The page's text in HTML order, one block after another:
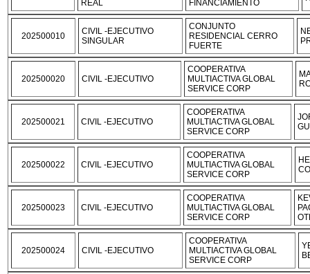
REAL FINANCIAMIENTO
202500010
CIVIL -EJECUTIVO
SINGULAR
CONJUNTO
RESIDENCIAL CERRO
FUERTE
202500020 CIVIL -EJECUTIVO
COOPERATIVA
MULTIACTIVA GLOBAL
SERVICE CORP
202500021 CIVIL -EJECUTIVO
COOPERATIVA
MULTIACTIVA GLOBAL
SERVICE CORP
202500022 CIVIL -EJECUTIVO
COOPERATIVA
MULTIACTIVA GLOBAL
SERVICE CORP
202500023 CIVIL -EJECUTIVO
COOPERATIVA
MULTIACTIVA GLOBAL
SERVICE CORP
202500024 CIVIL -EJECUTIVO
COOPERATIVA
MULTIACTIVA GLOBAL
SERVICE CORP